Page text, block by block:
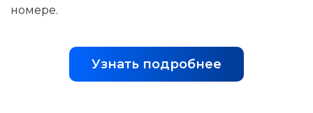
номере.
Узнать подробнее